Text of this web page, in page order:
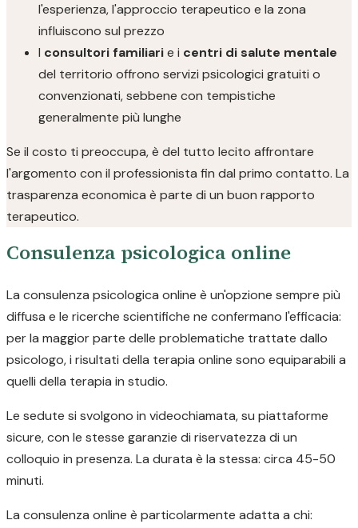
l'esperienza, l'approccio terapeutico e la zona
influiscono sul prezzo
I consultori familiarie i centri di salute mentale
del territorio offrono servizi psicologici gratuiti o
convenzionati, sebbene con tempistiche
generalmente più lunghe
Se il costo ti preoccupa, è del tutto lecito affrontare
l'argomento con il professionista fin dal primo contatto. La
trasparenza economica è parte di un buon rapporto
terapeutico.
Consulenza psicologica online
La consulenza psicologica online è un'opzione sempre più
diffusa e le ricerche scientifiche ne confermano l'efficacia:
per la maggior parte delle problematiche trattate dallo
psicologo, i risultati della terapia online sono equiparabili a
quelli della terapia in studio.
Le sedute si svolgono in videochiamata, su piattaforme
sicure, con le stesse garanzie di riservatezza di un
colloquio in presenza. La durata è la stessa: circa 45-50
minuti.
La consulenza online è particolarmente adatta a chi: